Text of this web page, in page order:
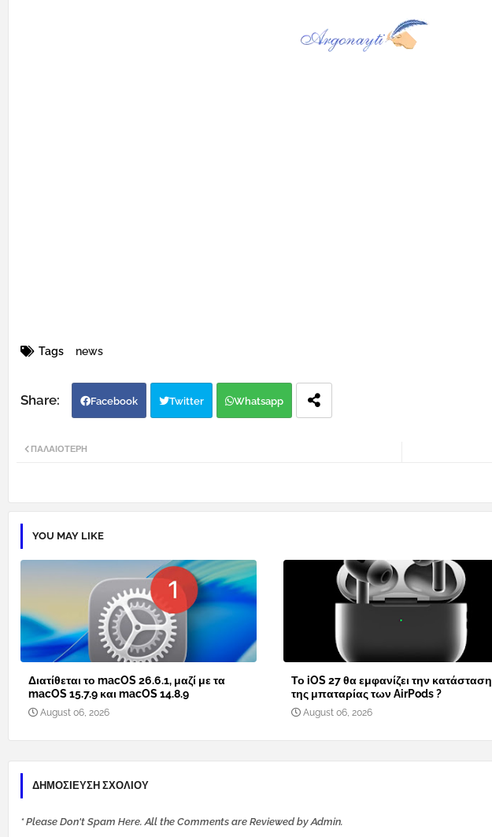
Tags news
Facebook Twitter Whatsapp
ΠΑΛΑΙΌΤΕΡΗ
YOU MAY LIKE
Διατίθεται το macOS 26.6.1, μαζί με τα
macOS 15.7.9 και macOS 14.8.9
August 06, 2026
Το iOS 27 θα εμφανίζει την κατάσταση
της μπαταρίας των AirPods ?
August 06, 2026
ΔΗΜΟΣΊΕΥΣΗ ΣΧΟΛΊΟΥ
* Please Don't Spam Here. All the Comments are Reviewed by Admin.